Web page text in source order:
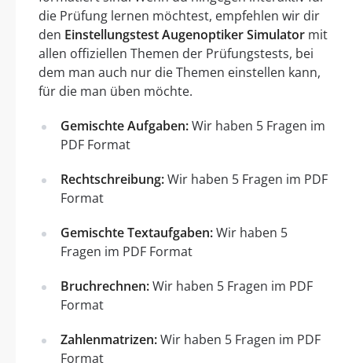
die Prüfung lernen möchtest, empfehlen wir dir
den Einstellungstest Augenoptiker Simulator mit
allen offiziellen Themen der Prüfungstests, bei
dem man auch nur die Themen einstellen kann,
für die man üben möchte.
Gemischte Aufgaben:Wir haben 5 Fragen im
PDF Format
Rechtschreibung:Wir haben 5 Fragen im PDF
Format
Gemischte Textaufgaben:Wir haben 5
Fragen im PDF Format
Bruchrechnen:Wir haben 5 Fragen im PDF
Format
Zahlenmatrizen:Wir haben 5 Fragen im PDF
Format